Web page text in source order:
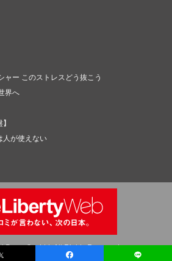
ー このストレスどう抜こう
界へ
人が使えない
Press Co.,Ltd. All Rights Reserved.